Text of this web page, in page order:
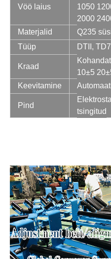
Vöö laius
1050
2000
Materjalid
Q235
Tüüp
DTII,
Kraad
10±5
Keevitamine
Pind
tsingitud